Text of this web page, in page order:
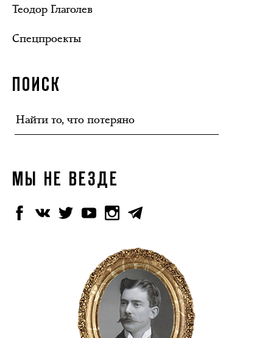
Теодор Глаголев
Спецпроекты
ПОИСК
МЫ НЕ ВЕЗДЕ